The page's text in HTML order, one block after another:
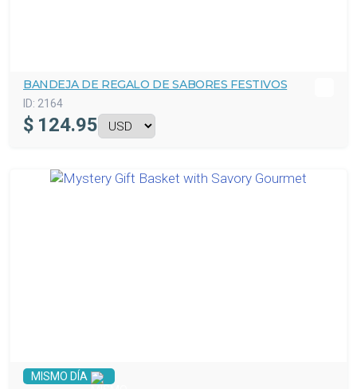
BANDEJA DE REGALO DE SABORES FESTIVOS
ID: 2164
$ 124.95
MISMO DÍA